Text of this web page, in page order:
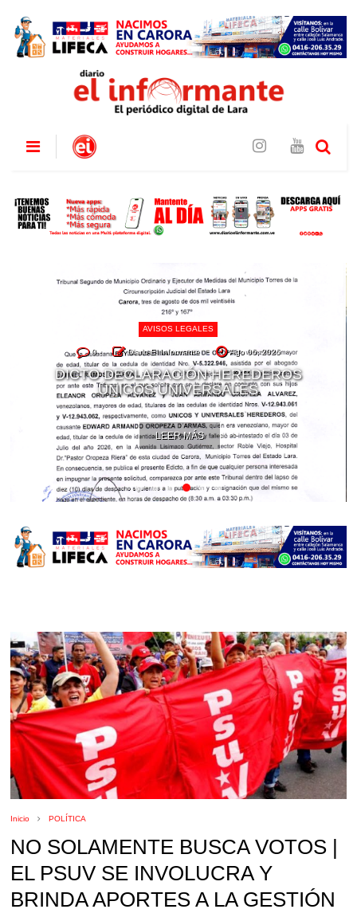
AVISOS LEGALES
0 Diario El Informante Ago 06, 2026
DICTO DECLARACIÓN HEREDEROS
ÚNICOS UNIVERSALES
LEER MÁS
Inicio POLÍTICA
NO SOLAMENTE BUSCA VOTOS |
EL PSUV SE INVOLUCRA Y
BRINDA APORTES A LA GESTIÓN